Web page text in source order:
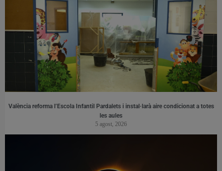
València reforma l’Escola Infantil Pardalets i instal·larà aire condicionat a totes
les aules
5 agost, 2026